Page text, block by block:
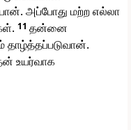
அப்போது மற்ற எல்லா
11 தன்னை
தாழ்த்தப்படுவான்.
உயர்வாக